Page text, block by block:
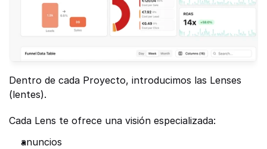
Dentro de cada Proyecto, introducimos las Lenses
(lentes).
Cada Lens te ofrece una visión especializada:
anuncios